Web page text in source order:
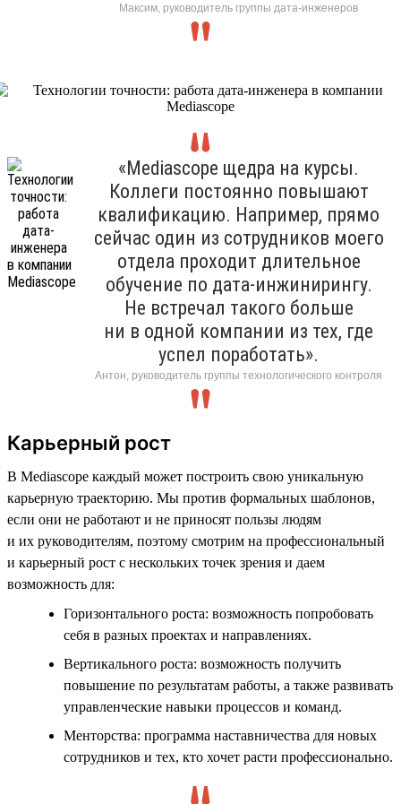
Максим, руководитель группы дата-инженеров
«Mediascope щедра на курсы.
Коллеги постоянно повышают
квалификацию. Например, прямо
сейчас один из сотрудников моего
отдела проходит длительное
обучение по дата-инжинирингу.
Не встречал такого больше
ни в одной компании из тех, где
успел поработать».
Антон, руководитель группы технологического контроля
Карьерный рост
В Mediascope каждый может построить свою уникальную
карьерную траекторию. Мы против формальных шаблонов,
если они не работают и не приносят пользы людям
и их руководителям, поэтому смотрим на профессиональный
и карьерный рост с нескольких точек зрения и даем
возможность для:
Горизонтального роста: возможность попробовать
себя в разных проектах и направлениях.
Вертикального роста: возможность получить
повышение по результатам работы, а также развивать
управленческие навыки процессов и команд.
Менторства: программа наставничества для новых
сотрудников и тех, кто хочет расти профессионально.